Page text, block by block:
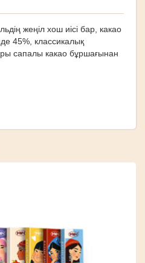
жеңіл хош иісі бар, какао
45%, классикалық
сапалы какао бұршағынан